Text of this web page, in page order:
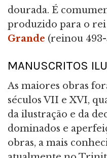
dourada. É
produzido para o
Grande (reinou
MANUSCRITOS
As maiores obras
séculos VII e XVI,
da ilustração e da
dominados e
obras, a mais